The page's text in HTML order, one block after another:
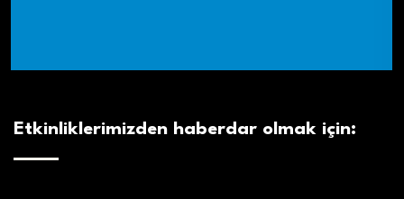
Etkinliklerimizden haberdar olmak için: